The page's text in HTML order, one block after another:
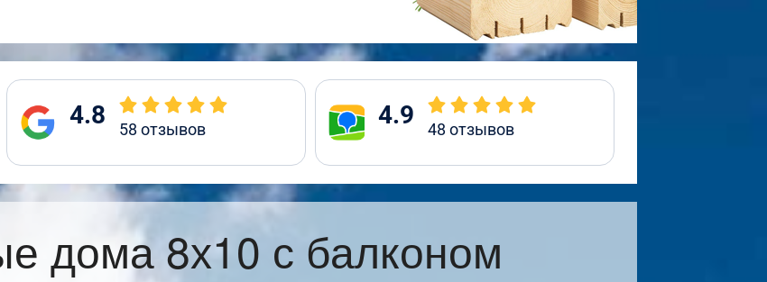
4.8 58 отзывов 4.9 48 отзывов
дома 8х10 с балконом